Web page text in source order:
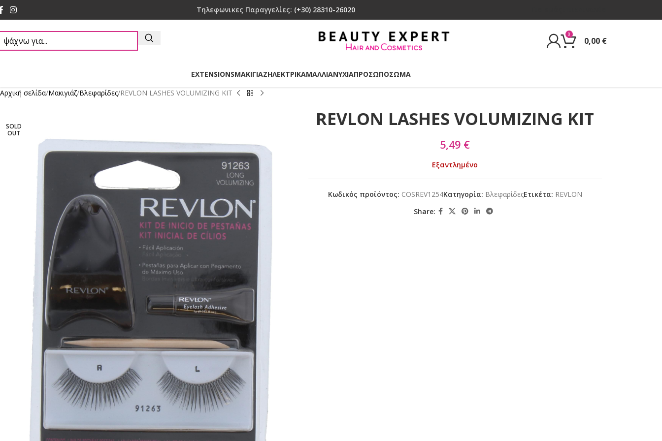
Τηλεφωνικες Παραγγελίες: (+30) 28310-26020
0
0,00 €
EXTENSIONSΜΑΚΙΓΙΑΖΗΛΕΚΤΡΙΚΑΜΑΛΛΙΑΝΥΧΙΑΠΡΟΣΩΠΟΣΩΜΑ
Αρχική σελίδα Mακιγιάζ Βλεφαρίδες REVLON LASHES VOLUMIZING KIT
SOLD
OUT
REVLON LASHES VOLUMIZING KIT
5,49 €
Εξαντλημένο
Κωδικός προϊόντος: COSREV1254Κατηγορία: ΒλεφαρίδεςΕτικέτα: REVLON
Share: